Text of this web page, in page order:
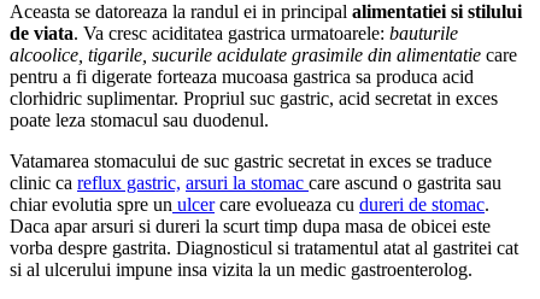
Aceasta se datoreaza la randul ei in principal alimentatiei si stilului
de viata. Va cresc aciditatea gastrica urmatoarele: bauturile
alcoolice, tigarile, sucurile acidulate grasimile din alimentatie care
pentru a fi digerate forteaza mucoasa gastrica sa produca acid
clorhidric suplimentar. Propriul suc gastric, acid secretat in exces
poate leza stomacul sau duodenul.
Vatamarea stomacului de suc gastric secretat in exces se traduce
clinic ca reflux gastric, arsuri la stomac care ascund o gastrita sau
chiar evolutia spre un ulcercare evolueaza cu dureri de stomac.
Daca apar arsuri si dureri la scurt timp dupa masa de obicei este
vorba despre gastrita. Diagnosticul si tratamentul atat al gastritei cat
si al ulcerului impune insa vizita la un medic gastroenterolog.